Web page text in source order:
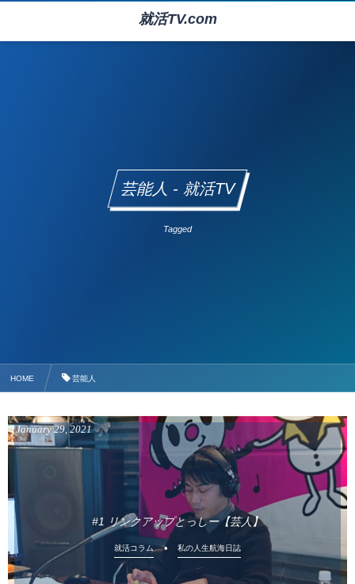
就活TV.com
芸能人 - 就活TV
Tagged
HOME 芸能人
#1 リンクアップとっしー【芸人】
January 29,2021
就活コラム 私の人生航海日誌